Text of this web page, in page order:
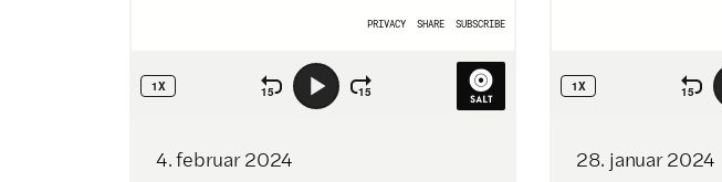
4.februar2024
28. januar2024